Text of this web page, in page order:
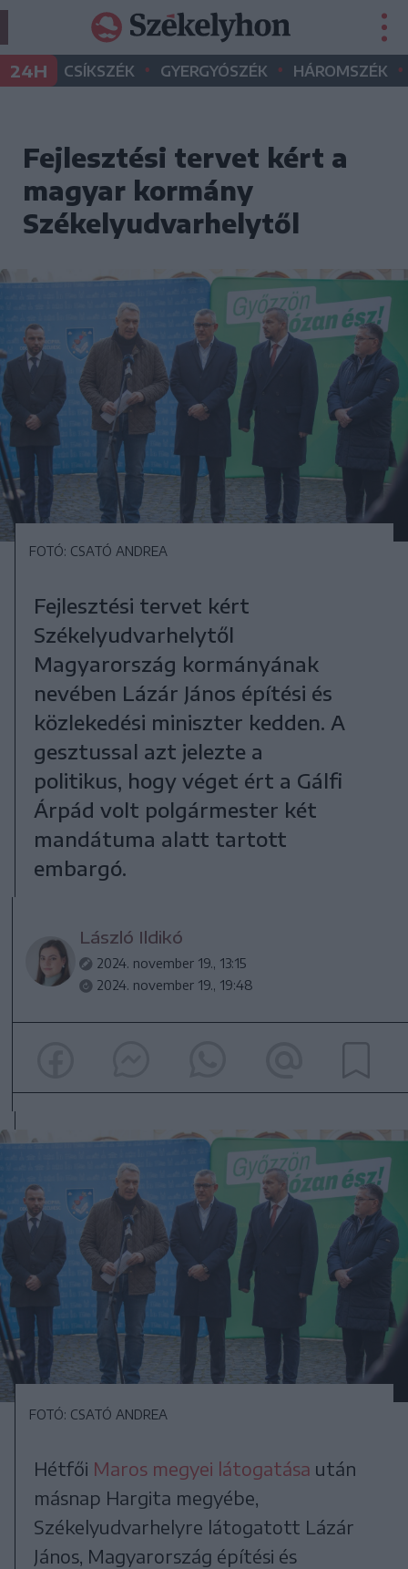
24H CSÍKSZÉK • GYERGYÓSZÉK • HÁROMSZÉK •
Fejlesztési tervet kért a
magyar kormány
Székelyudvarhelytől
FOTÓ: CSATÓ ANDREA
Fejlesztési tervet kért
Székelyudvarhelytől
Magyarország kormányának
nevében Lázár János építési és
közlekedési miniszter kedden. A
gesztussal azt jelezte a
politikus, hogy véget ért a Gálfi
Árpád volt polgármester két
mandátuma alatt tartott
embargó.
László Ildikó
2024. november 19., 13:15
2024. november 19., 19:48
FOTÓ: CSATÓ ANDREA
Hétfői Maros megyei látogatása után
másnap Hargita megyébe,
Székelyudvarhelyre látogatott Lázár
János, Magyarország építési és